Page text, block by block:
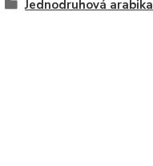
Jednodruhová arabika